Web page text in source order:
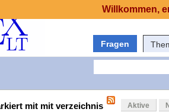
Fragen
mit mit verzeichnis Aktive
Willkommen,